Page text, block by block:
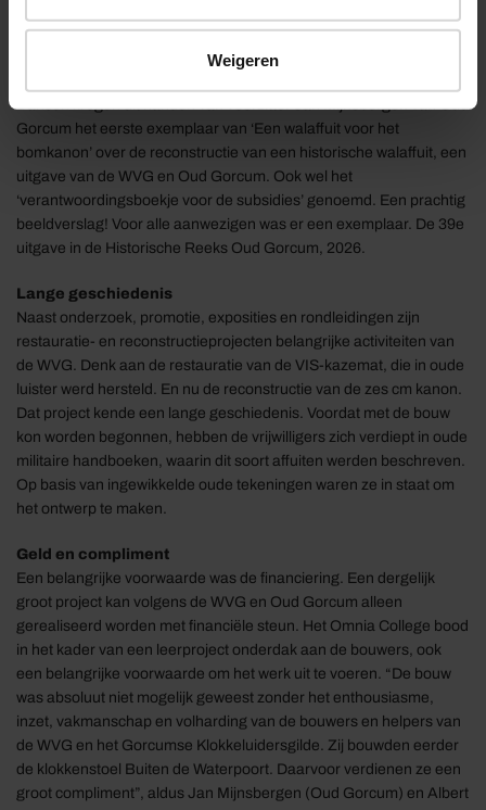
Weigeren
loftrompet over de vrijwilligers die aan de affuit hebben gewerkt.
“Tussendoor ben ik een aantal keren gaan kijken toen eraan werd
Dansen kregen uit handen van voorzitter Jan Mijnsbergen van Oud
Gorcum het eerste exemplaar van ‘Een walaffuit voor het
bomkanon’ over de reconstructie van een historische walaffuit, een
uitgave van de WVG en Oud Gorcum. Ook wel het
‘verantwoordingsboekje voor de subsidies’ genoemd. Een prachtig
beeldverslag! Voor alle aanwezigen was er een exemplaar. De 39e
uitgave in de Historische Reeks Oud Gorcum, 2026.
Lange geschiedenis
Naast onderzoek, promotie, exposities en rondleidingen zijn
restauratie- en reconstructieprojecten belangrijke activiteiten van
de WVG. Denk aan de restauratie van de VIS-kazemat, die in oude
luister werd hersteld. En nu de reconstructie van de zes cm kanon.
Dat project kende een lange geschiedenis. Voordat met de bouw
kon worden begonnen, hebben de vrijwilligers zich verdiept in oude
militaire handboeken, waarin dit soort affuiten werden beschreven.
Op basis van ingewikkelde oude tekeningen waren ze in staat om
het ontwerp te maken.
Geld en compliment
Een belangrijke voorwaarde was de financiering. Een dergelijk
groot project kan volgens de WVG en Oud Gorcum alleen
gerealiseerd worden met financiële steun. Het Omnia College bood
in het kader van een leerproject onderdak aan de bouwers, ook
een belangrijke voorwaarde om het werk uit te voeren. “De bouw
was absoluut niet mogelijk geweest zonder het enthousiasme,
inzet, vakmanschap en volharding van de bouwers en helpers van
de WVG en het Gorcumse Klokkeluidersgilde. Zij bouwden eerder
de klokkenstoel Buiten de Waterpoort. Daarvoor verdienen ze een
groot compliment”, aldus Jan Mijnsbergen (Oud Gorcum) en Albert